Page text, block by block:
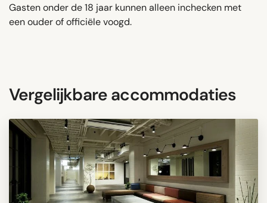
Gasten onder de 18 jaar kunnen alleen inchecken met
een ouder of officiële voogd.
Vergelijkbare accommodaties